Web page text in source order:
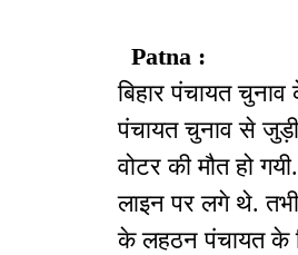
Patna :
बिहार पंचायत
पंचायत चुनाव से
वोटर की मौत हो
लाइन पर लगे थे.
के लहठन पंचायत के